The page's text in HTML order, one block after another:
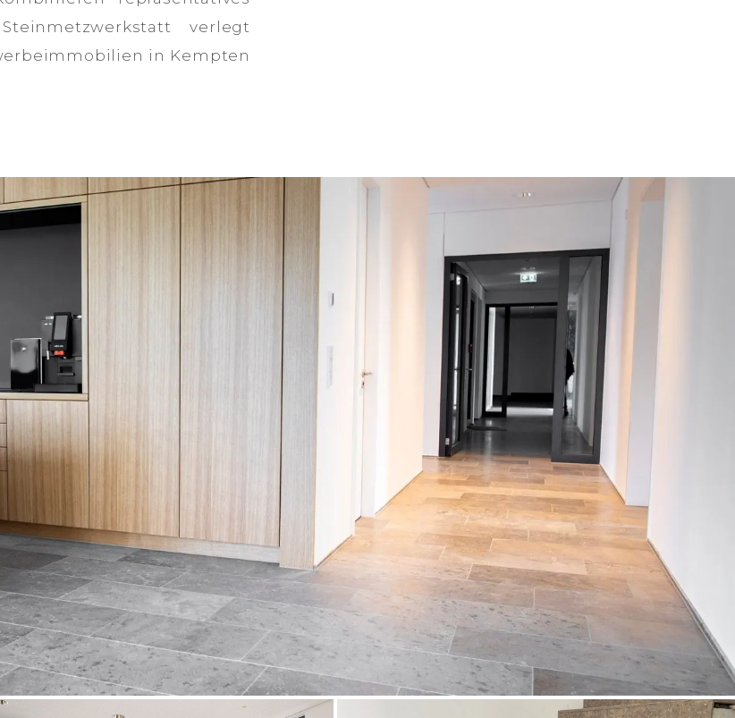
verlegt
in Kempten